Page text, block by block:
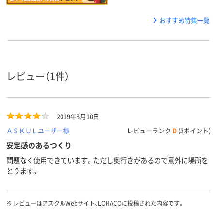
おすすめ特集一覧
レビュー（1件）
2019年3月10日
ＡＳＫＵＬユーザー様
レビューランク D (3ポイント)
安定感のあるつくり
問題なく使用できています。ただし奥行きがあるので意外に場所を
とります。
※ レビューはアスクルWebサイト、LOHACOに投稿された内容です。